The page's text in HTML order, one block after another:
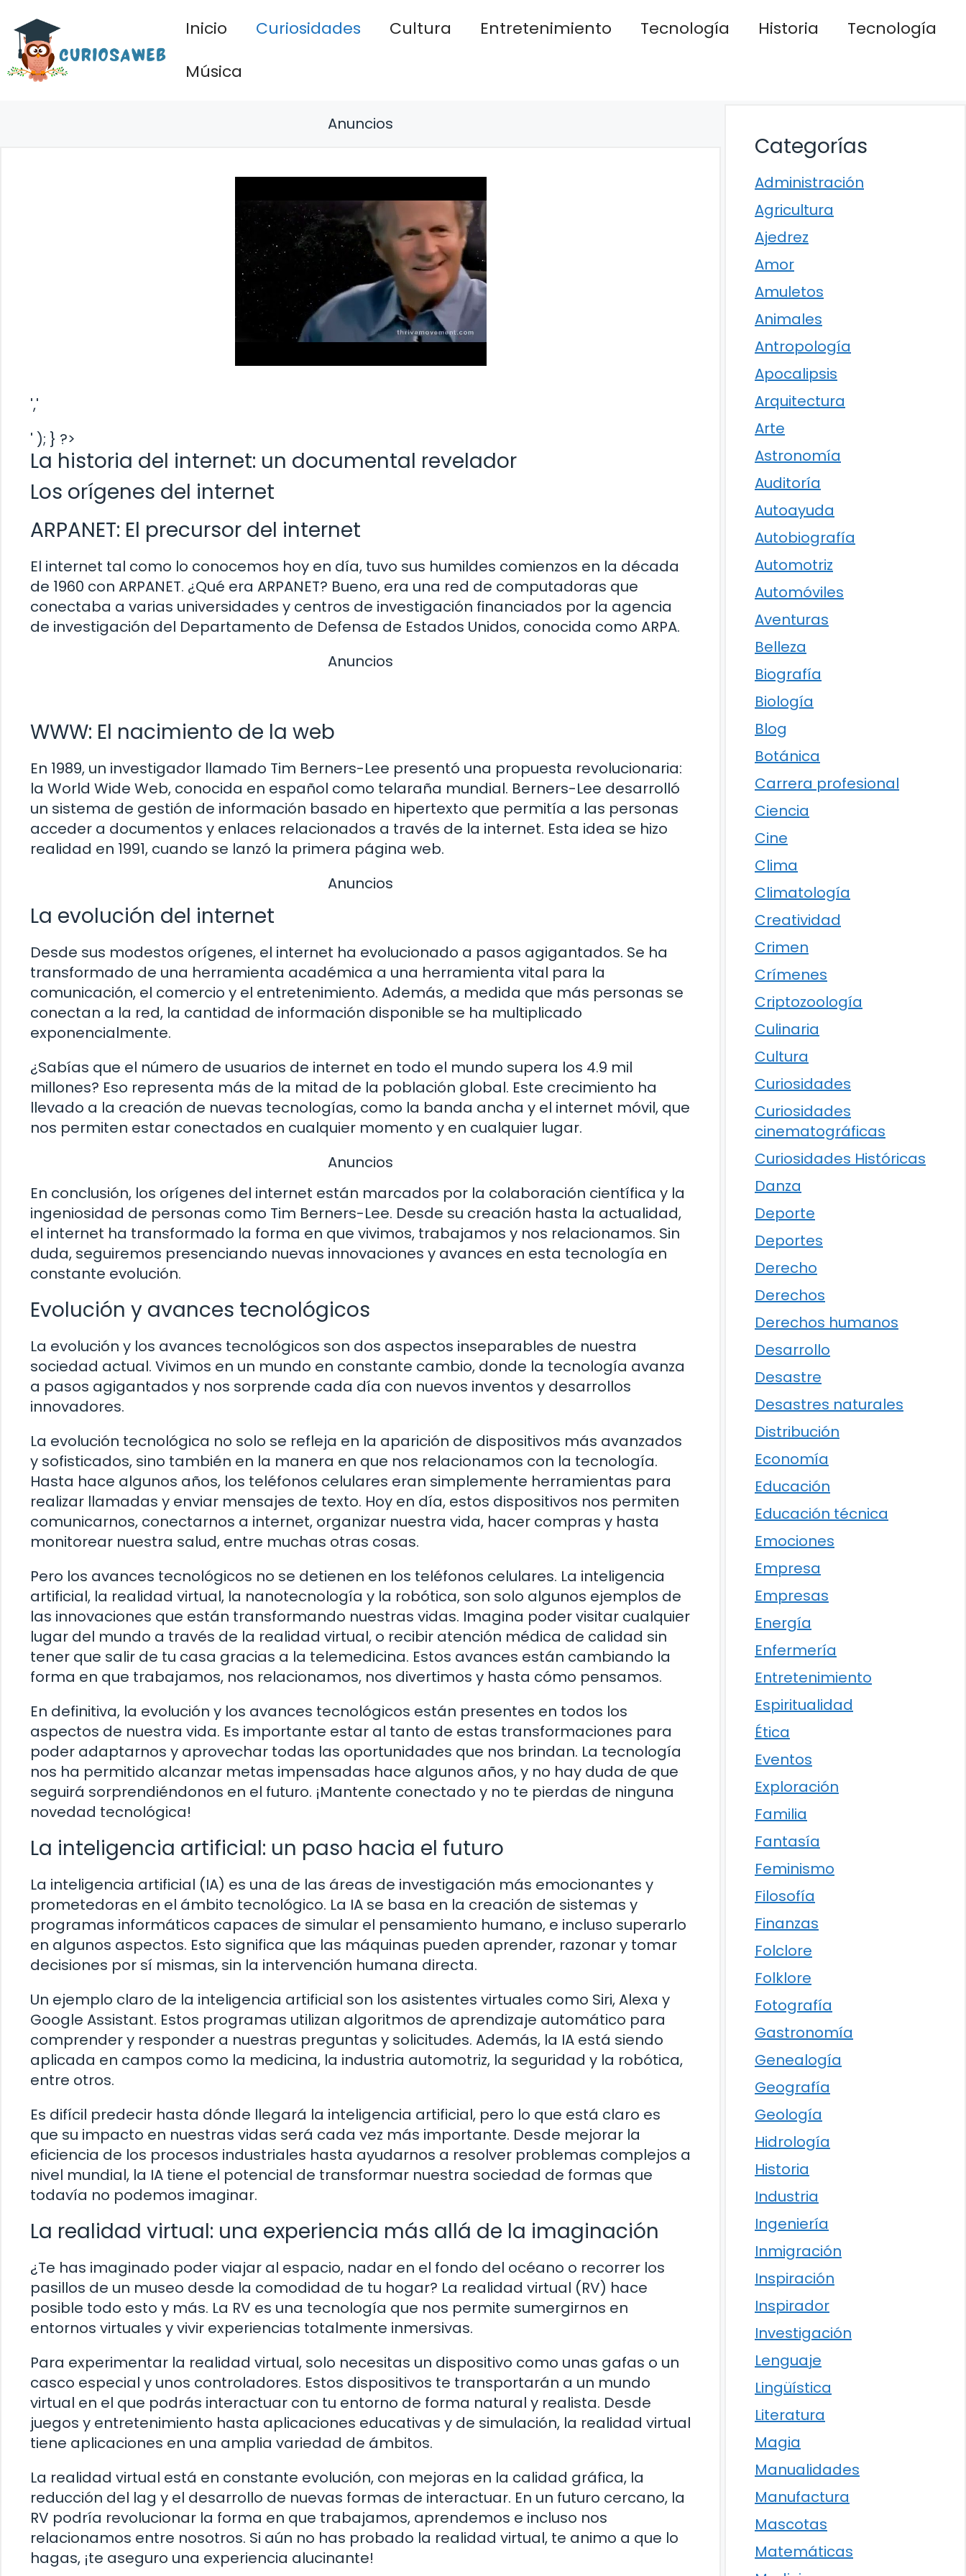
contenido
Inicio Curiosidades Cultura Entretenimiento Tecnología Historia
Tecnología
Música
Anuncios
','
' ); } ?>
La historia del internet: un documental revelador
Los orígenes del internet
ARPANET: El precursor del internet
El internet tal como lo conocemos hoy en día, tuvo sus humildes comienzos en la década
de 1960 con ARPANET. ¿Qué era ARPANET? Bueno, era una red de computadoras que
conectaba a varias universidades y centros de investigación financiados por la agencia
de investigación del Departamento de Defensa de Estados Unidos, conocida como ARPA.
Anuncios
WWW: El nacimiento de la web
En 1989, un investigador llamado Tim Berners-Lee presentó una propuesta revolucionaria:
la World Wide Web, conocida en español como telaraña mundial. Berners-Lee desarrolló
un sistema de gestión de información basado en hipertexto que permitía a las personas
acceder a documentos y enlaces relacionados a través de la internet. Esta idea se hizo
realidad en 1991, cuando se lanzó la primera página web.
Anuncios
La evolución del internet
Desde sus modestos orígenes, el internet ha evolucionado a pasos agigantados. Se ha
transformado de una herramienta académica a una herramienta vital para la
comunicación, el comercio y el entretenimiento. Además, a medida que más personas se
conectan a la red, la cantidad de información disponible se ha multiplicado
exponencialmente.
¿Sabías que el número de usuarios de internet en todo el mundo supera los 4.9 mil
millones? Eso representa más de la mitad de la población global. Este crecimiento ha
llevado a la creación de nuevas tecnologías, como la banda ancha y el internet móvil, que
nos permiten estar conectados en cualquier momento y en cualquier lugar.
Anuncios
En conclusión, los orígenes del internet están marcados por la colaboración científica y la
ingeniosidad de personas como Tim Berners-Lee. Desde su creación hasta la actualidad,
el internet ha transformado la forma en que vivimos, trabajamos y nos relacionamos. Sin
duda, seguiremos presenciando nuevas innovaciones y avances en esta tecnología en
constante evolución.
Evolución y avances tecnológicos
La evolución y los avances tecnológicos son dos aspectos inseparables de nuestra
sociedad actual. Vivimos en un mundo en constante cambio, donde la tecnología avanza
a pasos agigantados y nos sorprende cada día con nuevos inventos y desarrollos
innovadores.
La evolución tecnológica no solo se refleja en la aparición de dispositivos más avanzados
y sofisticados, sino también en la manera en que nos relacionamos con la tecnología.
Hasta hace algunos años, los teléfonos celulares eran simplemente herramientas para
realizar llamadas y enviar mensajes de texto. Hoy en día, estos dispositivos nos permiten
comunicarnos, conectarnos a internet, organizar nuestra vida, hacer compras y hasta
monitorear nuestra salud, entre muchas otras cosas.
Pero los avances tecnológicos no se detienen en los teléfonos celulares. La inteligencia
artificial, la realidad virtual, la nanotecnología y la robótica, son solo algunos ejemplos de
las innovaciones que están transformando nuestras vidas. Imagina poder visitar cualquier
lugar del mundo a través de la realidad virtual, o recibir atención médica de calidad sin
tener que salir de tu casa gracias a la telemedicina. Estos avances están cambiando la
forma en que trabajamos, nos relacionamos, nos divertimos y hasta cómo pensamos.
En definitiva, la evolución y los avances tecnológicos están presentes en todos los
aspectos de nuestra vida. Es importante estar al tanto de estas transformaciones para
poder adaptarnos y aprovechar todas las oportunidades que nos brindan. La tecnología
nos ha permitido alcanzar metas impensadas hace algunos años, y no hay duda de que
seguirá sorprendiéndonos en el futuro. ¡Mantente conectado y no te pierdas de ninguna
novedad tecnológica!
La inteligencia artificial: un paso hacia el futuro
La inteligencia artificial (IA) es una de las áreas de investigación más emocionantes y
prometedoras en el ámbito tecnológico. La IA se basa en la creación de sistemas y
programas informáticos capaces de simular el pensamiento humano, e incluso superarlo
en algunos aspectos. Esto significa que las máquinas pueden aprender, razonar y tomar
decisiones por sí mismas, sin la intervención humana directa.
Un ejemplo claro de la inteligencia artificial son los asistentes virtuales como Siri, Alexa y
Google Assistant. Estos programas utilizan algoritmos de aprendizaje automático para
comprender y responder a nuestras preguntas y solicitudes. Además, la IA está siendo
aplicada en campos como la medicina, la industria automotriz, la seguridad y la robótica,
entre otros.
Es difícil predecir hasta dónde llegará la inteligencia artificial, pero lo que está claro es
que su impacto en nuestras vidas será cada vez más importante. Desde mejorar la
eficiencia de los procesos industriales hasta ayudarnos a resolver problemas complejos a
nivel mundial, la IA tiene el potencial de transformar nuestra sociedad de formas que
todavía no podemos imaginar.
La realidad virtual: una experiencia más allá de la imaginación
¿Te has imaginado poder viajar al espacio, nadar en el fondo del océano o recorrer los
pasillos de un museo desde la comodidad de tu hogar? La realidad virtual (RV) hace
posible todo esto y más. La RV es una tecnología que nos permite sumergirnos en
entornos virtuales y vivir experiencias totalmente inmersivas.
Para experimentar la realidad virtual, solo necesitas un dispositivo como unas gafas o un
casco especial y unos controladores. Estos dispositivos te transportarán a un mundo
virtual en el que podrás interactuar con tu entorno de forma natural y realista. Desde
juegos y entretenimiento hasta aplicaciones educativas y de simulación, la realidad virtual
tiene aplicaciones en una amplia variedad de ámbitos.
La realidad virtual está en constante evolución, con mejoras en la calidad gráfica, la
reducción del lag y el desarrollo de nuevas formas de interactuar. En un futuro cercano, la
RV podría revolucionar la forma en que trabajamos, aprendemos e incluso nos
relacionamos entre nosotros. Si aún no has probado la realidad virtual, te animo a que lo
hagas, ¡te aseguro una experiencia alucinante!
Categorías
Administración
Agricultura
Ajedrez
Amor
Amuletos
Animales
Antropología
Apocalipsis
Arquitectura
Arte
Astronomía
Auditoría
Autoayuda
Autobiografía
Automotriz
Automóviles
Aventuras
Belleza
Biografía
Biología
Blog
Botánica
Carrera profesional
Ciencia
Cine
Clima
Climatología
Creatividad
Crimen
Crímenes
Criptozoología
Culinaria
Cultura
Curiosidades
Curiosidades
cinematográficas
Curiosidades Históricas
Danza
Deporte
Deportes
Derecho
Derechos
Derechos humanos
Desarrollo
Desastre
Desastres naturales
Distribución
Economía
Educación
Educación técnica
Emociones
Empresa
Empresas
Energía
Enfermería
Entretenimiento
Espiritualidad
Ética
Eventos
Exploración
Familia
Fantasía
Feminismo
Filosofía
Finanzas
Folclore
Folklore
Fotografía
Gastronomía
Genealogía
Geografía
Geología
Hidrología
Historia
Industria
Ingeniería
Inmigración
Inspiración
Inspirador
Investigación
Lenguaje
Lingüística
Literatura
Magia
Manualidades
Manufactura
Mascotas
Matemáticas